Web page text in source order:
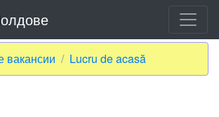
вакансии Lucru de acasă